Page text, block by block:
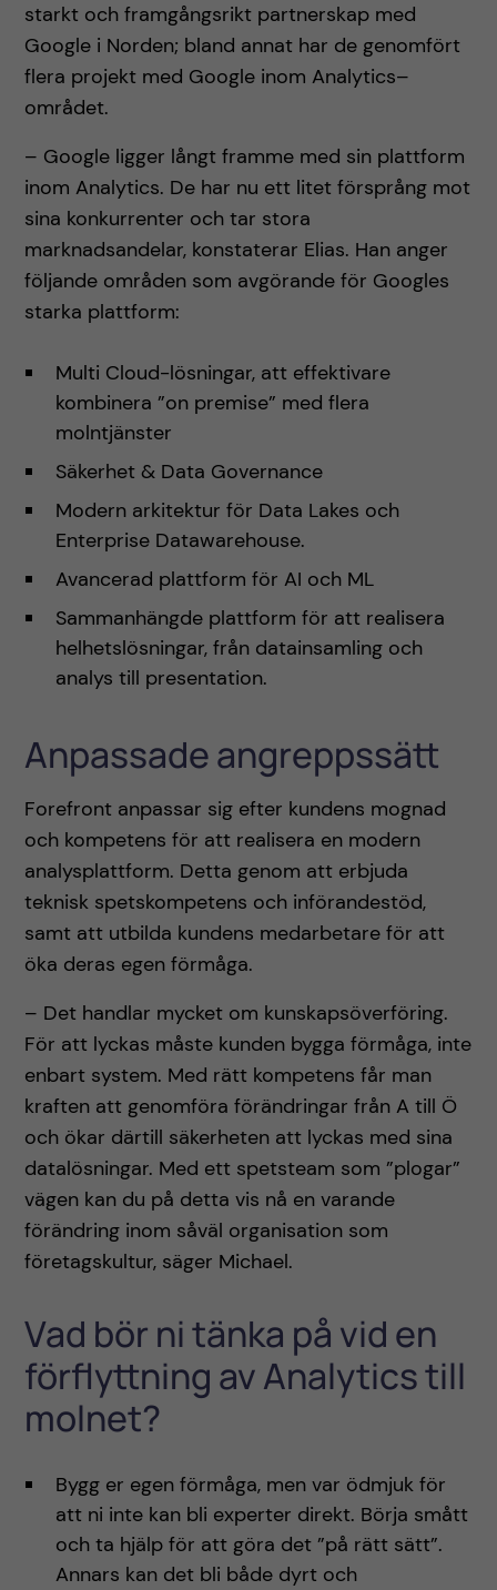
starkt och framgångsrikt partnerskap med
Google i Norden; bland annat har de genomfört
flera projekt med Google inom Analytics–
området.
– Google ligger långt framme med sin plattform
inom Analytics. De har nu ett litet försprång mot
sina konkurrenter och tar stora
marknadsandelar, konstaterar Elias. Han anger
följande områden som avgörande för Googles
starka plattform:
Multi Cloud-lösningar, att effektivare
kombinera ”on premise” med flera
molntjänster
Säkerhet & Data Governance
Modern arkitektur för Data Lakes och
Enterprise Datawarehouse.
Avancerad plattform för AI och ML
Sammanhängde plattform för att realisera
helhetslösningar, från datainsamling och
analys till presentation.
Anpassade angreppssätt
Forefront anpassar sig efter kundens mognad
och kompetens för att realisera en modern
analysplattform. Detta genom att erbjuda
teknisk spetskompetens och införandestöd,
samt att utbilda kundens medarbetare för att
öka deras egen förmåga.
– Det handlar mycket om kunskapsöverföring.
För att lyckas måste kunden bygga förmåga, inte
enbart system. Med rätt kompetens får man
kraften att genomföra förändringar från A till Ö
och ökar därtill säkerheten att lyckas med sina
datalösningar. Med ett spetsteam som ”plogar”
vägen kan du på detta vis nå en varande
förändring inom såväl organisation som
företagskultur, säger Michael.
Vad bör ni tänka på vid en
förflyttning av Analytics till
molnet?
Bygg er egen förmåga, men var ödmjuk för
att ni inte kan bli experter direkt. Börja smått
och ta hjälp för att göra det ”på rätt sätt”.
Annars kan det bli både dyrt och